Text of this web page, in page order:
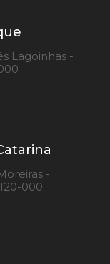
Lagoinhas -
-
000